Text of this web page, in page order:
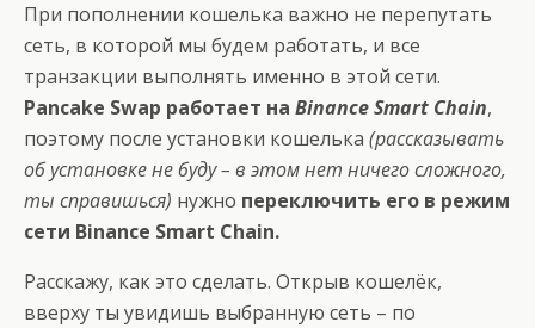
При пополнении кошелька важно не перепутать
сеть, в которой мы будем работать, и все
транзакции выполнять именно в этой сети.
Pancake Swap работает на Binance Smart Chain,
поэтому после установки кошелька (рассказывать
об установке не буду – в этом нет ничего сложного,
ты справишься) нужно переключить его в режим
сети Binance Smart Chain.
Расскажу, как это сделать. Открыв кошелёк,
вверху ты увидишь выбранную сеть – по